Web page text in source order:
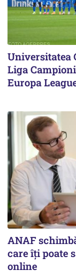
Universitatea
Liga
Europa
ANAF
care îți poate
online